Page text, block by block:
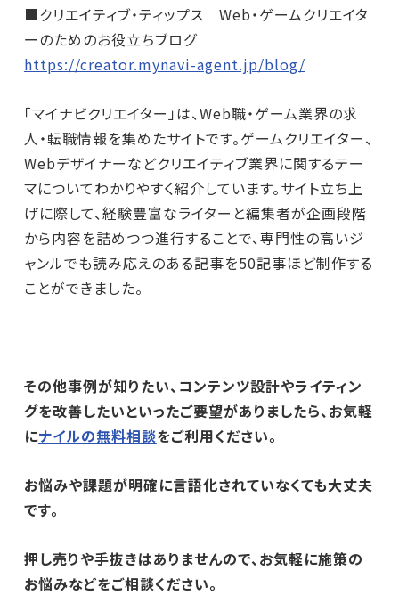
■クリエイティブ・ティップス Web・ゲームクリエイタ
ーのためのお役立ちブログ
https://creator.mynavi-agent.jp/blog/
「マイナビクリエイター」は、Web職・ゲーム業界の求
人・転職情報を集めたサイトです。ゲームクリエイター、
Webデザイナーなどクリエイティブ業界に関するテー
マについてわかりやすく紹介しています。サイト立ち上
げに際して、経験豊富なライターと編集者が企画段階
から内容を詰めつつ進行することで、専門性の高いジ
ャンルでも読み応えのある記事を50記事ほど制作する
ことができました。
その他事例が知りたい、コンテンツ設計やライティン
グを改善したいといったご要望がありましたら、お気軽
にナイルの無料相談をご利用ください。
お悩みや課題が明確に言語化されていなくても大丈夫
です。
押し売りや手抜きはありませんので、お気軽に施策の
お悩みなどをご相談ください。